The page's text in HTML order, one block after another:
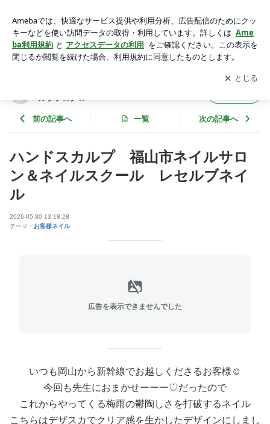
ルブブログ☆アプリをダウンロードして ブログの更新通知
を受け取りまし
ょう。
開く
ルブブログ☆
前の記事へ 一覧 次の記事へ
ハンドスカルプ 福山市ネイルサロ
ン＆ネイルスクール レセルブネイ
ル
2026-05-30 13:18:28
テーマ： お客様ネイル
広告を表示できませんでした
いつも岡山から新幹線でお越しくださるお客様☺
今回も先生におまかせーーー♡だったので
これからやってくる梅雨の鬱陶しさを打破するネイル
こちらはデザスカでクリア感を生かしたデザインにしまし